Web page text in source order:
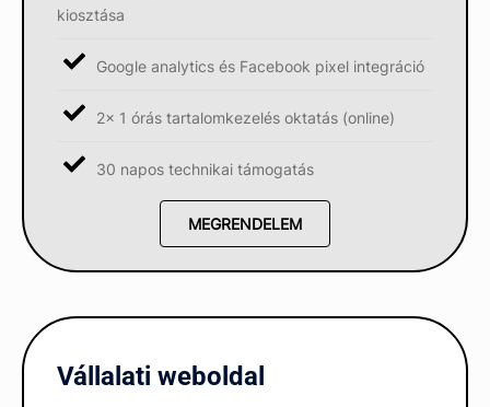
kiosztása
Google analytics és Facebook pixel integráció
2x 1 órás tartalomkezelés oktatás (online)
30 napos technikai támogatás
MEGRENDELEM
Vállalati weboldal